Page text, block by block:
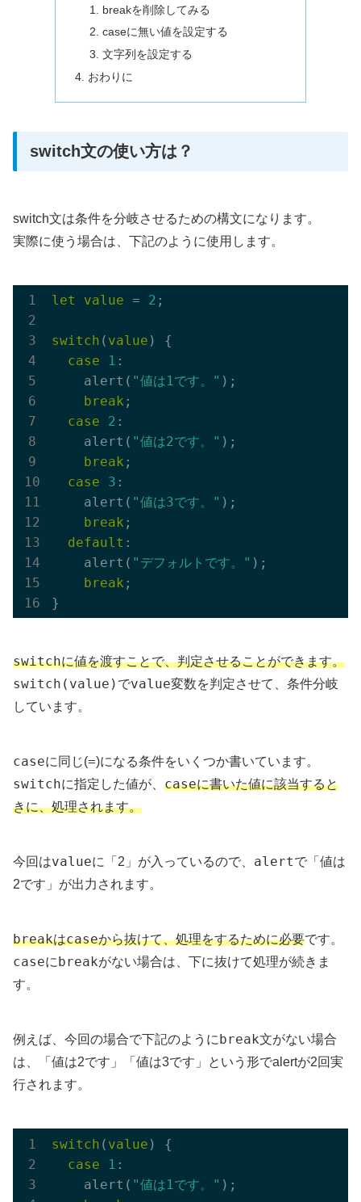
breakを削除してみる
caseに無い値を設定する
文字列を設定する
おわりに
switch文の使い方は？
switch文は条件を分岐させるための構文になります。
実際に使う場合は、下記のように使用します。
let value = 2 ;
switch ( value ) {
case
1 :
    alert(
"値は1です。" );
break ;
case
2 :
    alert(
"値は2です。" );
break ;
case
3 :
    alert(
"値は3です。" );
break ;
default :
    alert(
"デフォルトです。" );
break ;
switchに値を渡すことで、判定させることができます。
switch(value) でvalue変数を判定させて、条件分岐
しています。
caseに同じ(=)になる条件をいくつか書いています。
switchに指定した値が、 caseに書いた値に該当すると
きに、処理されます。
今回はvalueに「2」が入っているので、 alertで「値は
2です」が出力されます。
breakはcaseから抜けて、処理をするために必要です。
caseに breakがない場合は、下に抜けて処理が続きま
す。
例えば、今回の場合で下記のように break文がない場合
は、「値は2です」「値は3です」という形でalertが2回実
行されます。
switch ( value ) {
case
1 :
    alert(
"値は1です。" );